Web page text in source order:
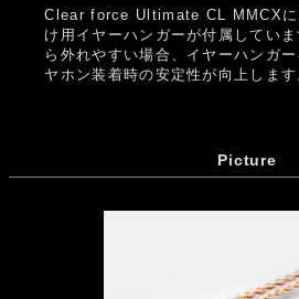
Clear force Ultimate CL MMCXに
け用イヤーハンガーが付属してい
ら外れやすい場合、イヤーハンガ
ヤホン装着時の安定性が向上します
Picture